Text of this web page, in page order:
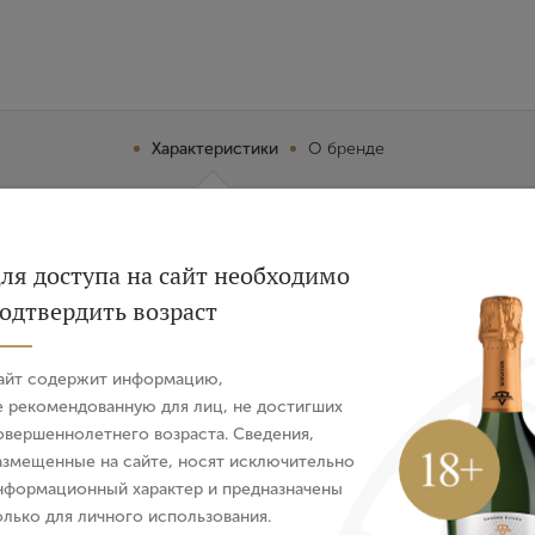
Характеристики О бренде
отблесками. В элегантном сложном аромате тона
акации и бузины. Вторичные ароматы – лавровый
солоноватых и копченых оттенков. Вкус
с фруктовыми, пряными и солоноватыми
из белого мяса.
доступа на сайт необходимо
возраст
содержит информацию,
рекомендованную для лиц, не достигших
возраста. Сведения,
на сайте, носят исключительно
характер и предназначены
для личного использования.
Авторизация
Пароль